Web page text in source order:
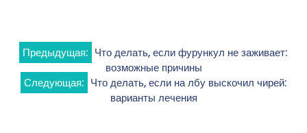
Навигация
по
Предыдущая: Что делать, если фурункул не заживает:
возможные причины
Следующая: Что делать, если на лбу выскочил чирей:
варианты лечения